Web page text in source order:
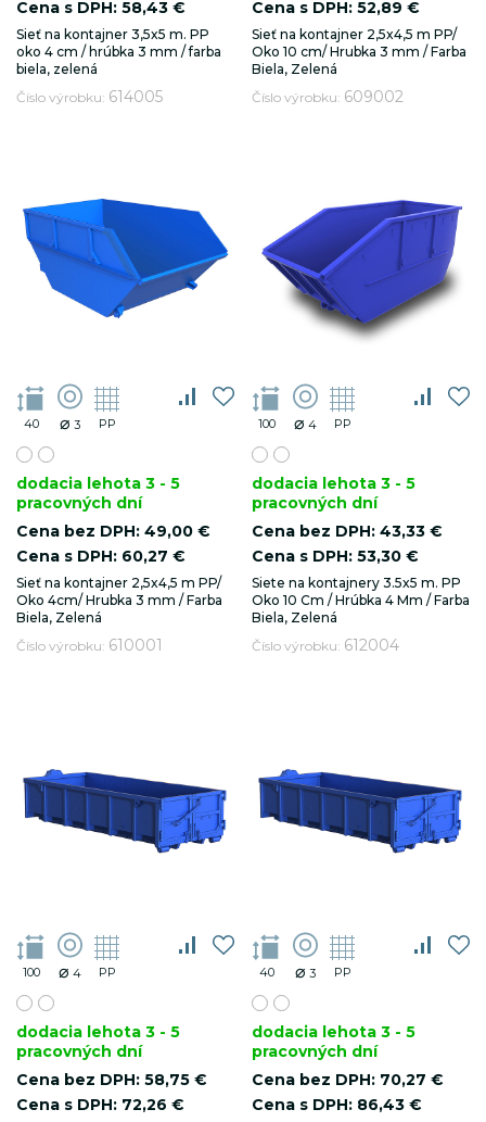
Cena s DPH: 58,43 €
Sieť na kontajner 3,5x5 m. PP
oko 4 cm / hrúbka 3 mm / farba
biela, zelená
Číslo výrobku: 614005
Cena s DPH: 52,89 €
Sieť na kontajner 2,5x4,5 m PP/
Oko 10 cm/ Hrubka 3 mm / Farba
Biela, Zelená
Číslo výrobku: 609002
40 ⌀ 3 PP
dodacia lehota 3 - 5
pracovných dní
Cena bez DPH: 49,00 €
Cena s DPH: 60,27 €
Sieť na kontajner 2,5x4,5 m PP/
Oko 4cm/ Hrubka 3 mm / Farba
Biela, Zelená
Číslo výrobku: 610001
100 ⌀ 4 PP
dodacia lehota 3 - 5
pracovných dní
Cena bez DPH: 43,33 €
Cena s DPH: 53,30 €
Siete na kontajnery 3.5x5 m. PP
Oko 10 Cm / Hrúbka 4 Mm / Farba
Biela, Zelená
Číslo výrobku: 612004
100 ⌀ 4 PP
dodacia lehota 3 - 5
pracovných dní
Cena bez DPH: 58,75 €
Cena s DPH: 72,26 €
40 ⌀ 3 PP
dodacia lehota 3 - 5
pracovných dní
Cena bez DPH: 70,27 €
Cena s DPH: 86,43 €
_ga .luxsol.sk
_gat_gtag_UA_75233349_1 .luxsol.sk
_ym_isad .luxsol.sk
_ym_visorc_* .luxsol.sk 30